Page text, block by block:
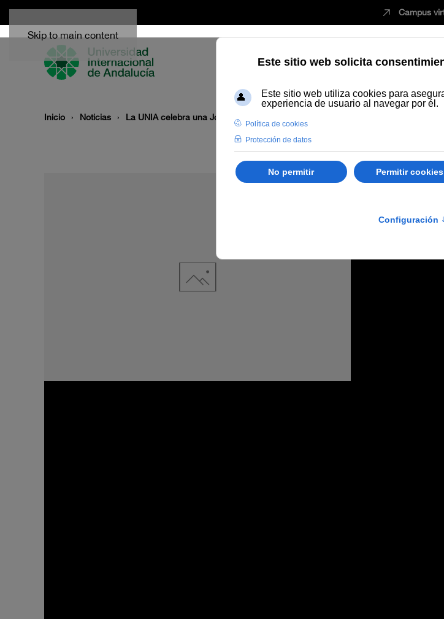
Skip to main content
Campus
Inicio Noticias La UNIA celebra una Jornada sobre gestación subrogada y vientres de alquiler